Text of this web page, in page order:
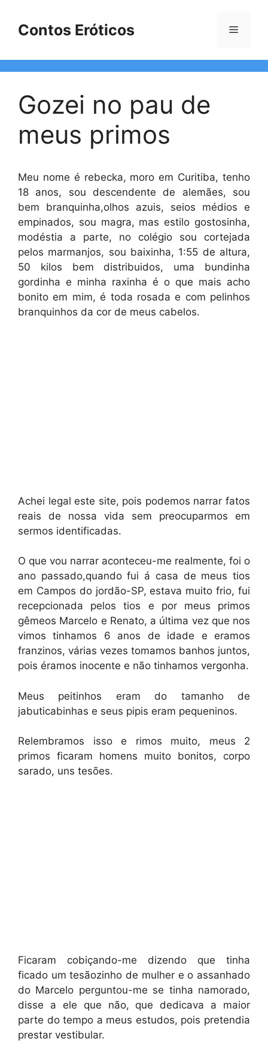
Contos Eróticos Menu
Gozei no pau de
meus primos
Meu nome é rebecka, moro em Curitiba, tenho
18 anos, sou descendente de alemães, sou
bem branquinha,olhos azuis, seios médios e
empinados, sou magra, mas estilo gostosinha,
modéstia a parte, no colégio sou cortejada
pelos marmanjos, sou baixinha, 1:55 de altura,
50 kilos bem distribuidos, uma bundinha
gordinha e minha raxinha é o que mais acho
bonito em mim, é toda rosada e com pelinhos
branquinhos da cor de meus cabelos.
Achei legal este site, pois podemos narrar fatos
reais de nossa vida sem preocuparmos em
sermos identificadas.
O que vou narrar aconteceu-me realmente, foi o
ano passado,quando fui á casa de meus tios
em Campos do jordão-SP, estava muito frio, fui
recepcionada pelos tios e por meus primos
gêmeos Marcelo e Renato, a última vez que nos
vimos tinhamos 6 anos de idade e eramos
franzinos, várias vezes tomamos banhos juntos,
pois éramos inocente e não tinhamos vergonha.
Meus peitinhos eram do tamanho de
jabuticabinhas e seus pipis eram pequeninos.
Relembramos isso e rimos muito, meus 2
primos ficaram homens muito bonitos, corpo
sarado, uns tesões.
Ficaram cobiçando-me dizendo que tinha
ficado um tesãozinho de mulher e o assanhado
do Marcelo perguntou-me se tinha namorado,
disse a ele que não, que dedicava a maior
parte do tempo a meus estudos, pois pretendia
prestar vestibular.